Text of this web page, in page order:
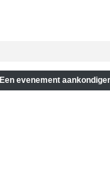
Een evenement